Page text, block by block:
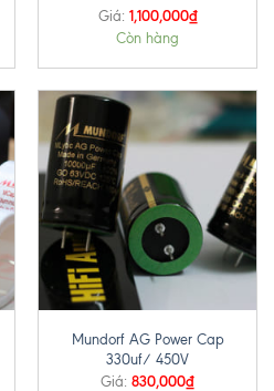
Giá: 1,100,000₫
Còn hàng
Mundorf AG Power Cap
330uf/ 450V
Giá: 830,000₫